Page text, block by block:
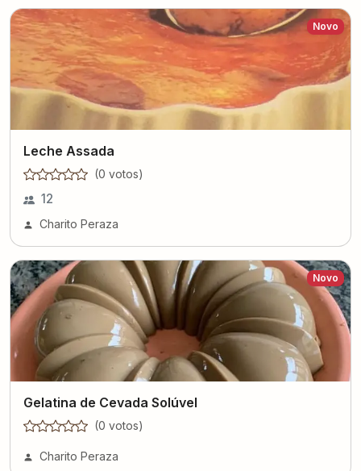
Novo
Leche Assada
(0 votos)
12
Charito Peraza
Novo
Gelatina de Cevada Solúvel
(0 votos)
Charito Peraza